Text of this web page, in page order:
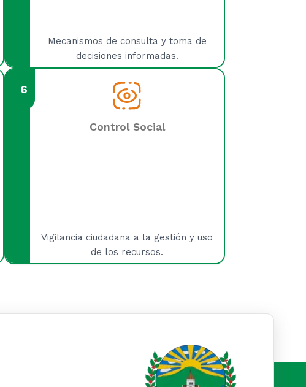
Mecanismos de consulta y toma de
decisiones informadas.
6
Control Social
Vigilancia ciudadana a la gestión y uso
de los recursos.